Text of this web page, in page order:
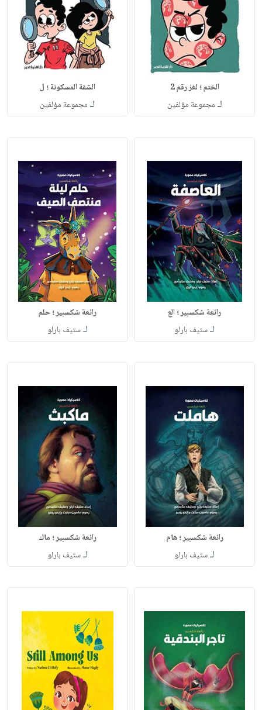
الختم ؛ لغز رقم 2
لـ مجموعة مؤلفين
الشقة المسكونة ؛ ل
لـ مجموعة مؤلفين
رائعة شكسبير ؛ الع
لـستيف بارلو
رائعة شكسبير ؛ حلم
لـستيف بارلو
رائعة شكسبير ؛ هام
لـستيف بارلو
رائعة شكسبير ؛ ماك
لـستيف بارلو